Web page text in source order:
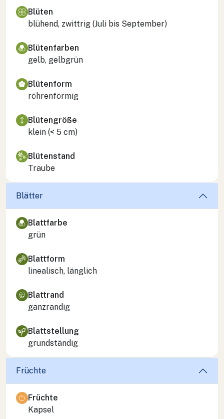
Blüten
blühend, zwittrig (Juli bis September)
Blütenfarben
gelb, gelbgrün
Blütenform
röhrenförmig
Blütengröße
klein (< 5 cm)
Blütenstand
Traube
Blätter
Blattfarbe
grün
Blattform
linealisch, länglich
Blattrand
ganzrandig
Blattstellung
grundständig
Früchte
Früchte
Kapsel